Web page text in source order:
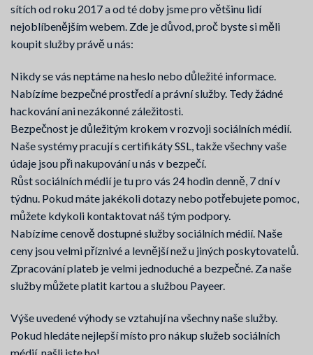
sítích od roku 2017 a od té doby jsme pro většinu lidí
nejoblíbenějším webem. Zde je důvod, proč byste si měli
koupit služby právě u nás:
Nikdy se vás neptáme na heslo nebo důležité informace.
Nabízíme bezpečné prostředí a právní služby. Tedy žádné
hackování ani nezákonné záležitosti.
Bezpečnost je důležitým krokem v rozvoji sociálních médií.
Naše systémy pracují s certifikáty SSL, takže všechny vaše
údaje jsou při nakupování u nás v bezpečí.
Růst sociálních médií je tu pro vás 24 hodin denně, 7 dní v
týdnu. Pokud máte jakékoli dotazy nebo potřebujete pomoc,
můžete kdykoli kontaktovat náš tým podpory.
Nabízíme cenově dostupné služby sociálních médií. Naše
ceny jsou velmi příznivé a levnější než u jiných poskytovatelů.
Zpracování plateb je velmi jednoduché a bezpečné. Za naše
služby můžete platit kartou a službou Payeer.
Výše uvedené výhody se vztahují na všechny naše služby.
Pokud hledáte nejlepší místo pro nákup služeb sociálních
médií, našli jste ho!